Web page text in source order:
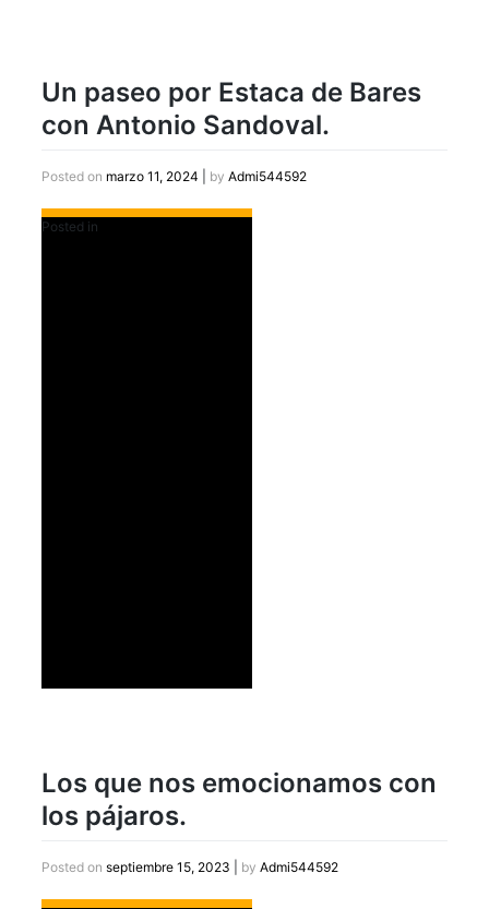
Un paseo por Estaca de Bares
con Antonio Sandoval.
Posted on marzo 11, 2024 by Admi544592
Posted in
Los que nos emocionamos con
los pájaros.
Posted on septiembre 15, 2023 by Admi544592